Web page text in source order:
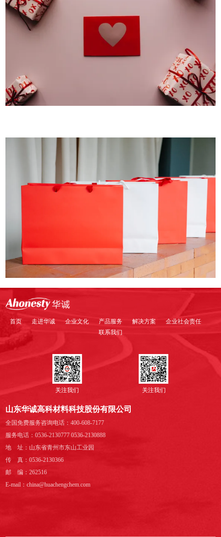
首页 走进华诚 企业文化 产品服务 解决方案
企业社会责任
联系我们
关注我们 关注我们
山东华诚高科材料科技股份有限公司
全国免费服务咨询电话：400-608-7177
服务电话：0536-2130777 0536-2130888
地 址：山东省青州市东山工业园
传 真：0536-2130366
邮 编：262516
E-mail：china@huachengchem.com